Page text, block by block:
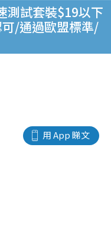
測試套裝$19以下
/通過歐盟標準/
用 App 睇文